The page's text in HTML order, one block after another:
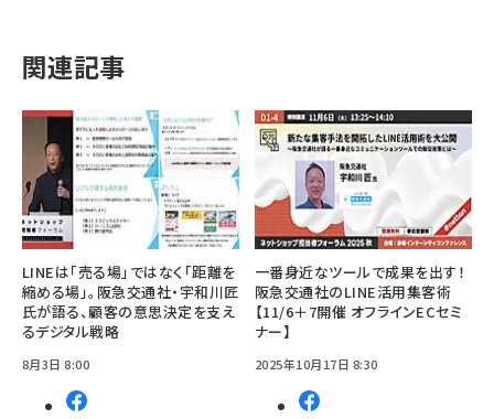
関連記事
LINEは「売る場」ではなく「距離を
縮める場」。阪急交通社・宇和川匠
氏が語る、顧客の意思決定を支え
るデジタル戦略
8月3日 8:00
一番身近なツールで成果を出す！
阪急交通社のLINE活用集客術
【11/6＋7開催 オフラインECセミ
ナー】
2025年10月17日 8:30